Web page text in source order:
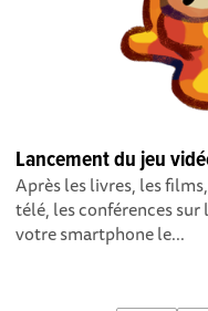
Lancement du jeu
Après les livres, les
télé, les conférences sur
votre smartphone le...